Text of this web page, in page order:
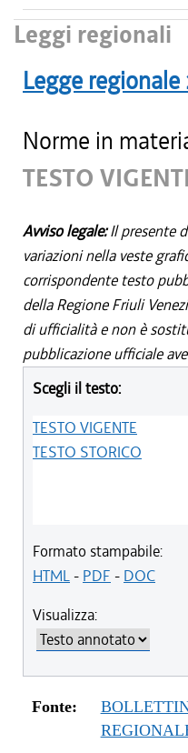
Leggi regionali
Legge regionale
Norme in
TESTO
Avviso legale:Il presente
variazioni nella veste
corrispondente testo
della Regione Friuli
di ufficialità e non è
pubblicazione ufficiale
Scegli il testo:
TESTO VIGENTE
TESTO STORICO
Formato stampabile:
HTML- PDF - DOC
Visualizza:
Fonte: